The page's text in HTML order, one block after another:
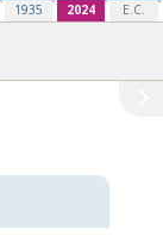
1935 2024 E.C.